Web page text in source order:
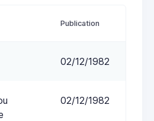
Publication
02/12/1982
02/12/1982